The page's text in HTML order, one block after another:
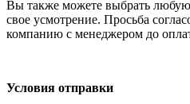
Вы также можете выбрать
свое усмотрение. Просьба
компанию с менеджером до
Условия отправки